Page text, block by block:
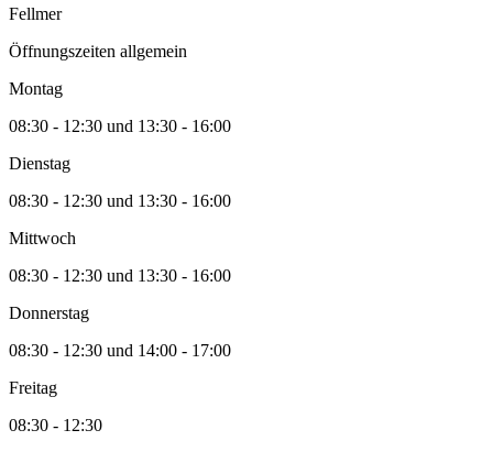
Fellmer
Öffnungszeiten allgemein
Montag
08:30 - 12:30 und 13:30 - 16:00
Dienstag
08:30 - 12:30 und 13:30 - 16:00
Mittwoch
08:30 - 12:30 und 13:30 - 16:00
Donnerstag
08:30 - 12:30 und 14:00 - 17:00
Freitag
08:30 - 12:30